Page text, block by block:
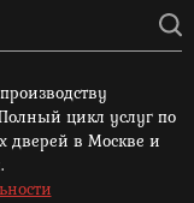
цикл услуг по
дверей в Москве и